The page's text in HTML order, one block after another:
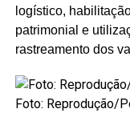
logístico,
patrimonial e
rastreamento dos
Foto: Reprodução/